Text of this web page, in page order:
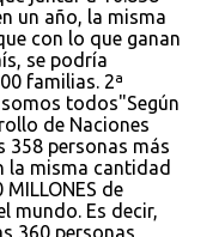
un año, la misma
con lo que ganan
se podría
familias. 2ª
todos"Según
de Naciones
358 personas más
la misma cantidad
de
mundo. Es decir,
360 personas